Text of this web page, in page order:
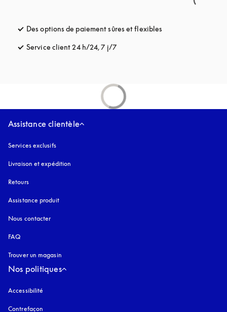
Des options de paiement sûres et flexibles
Service client 24 h/24, 7 j/7s’ouvre dans un nouvel onglet
Assistance clientèle
Services exclusifs
Livraison et expédition
Retours
Assistance produit
Nous contacter
FAQ
Trouver un magasin
Nos politiques
Accessibilité
Contrefaçon